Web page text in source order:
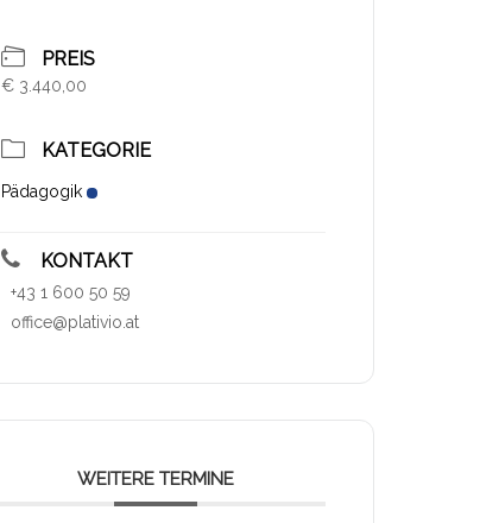
PREIS
€ 3.440,00
KATEGORIE
Pädagogik
KONTAKT
+43 1 600 50 59
office@plativio.at
WEITERE TERMINE